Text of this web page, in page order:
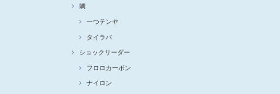
鯛
一つテンヤ
タイラバ
ショックリーダー
フロロカーボン
ナイロン